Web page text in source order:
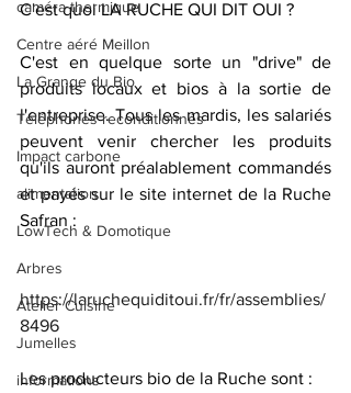
caméra thermique
Centre aéré Meillon
La Grange du Bio
Téléphones reconditionnés
Impact carbone
alimentation
LowTech & Domotique
Arbres
Atelier Cuisine
Jumelles
informations
C'est quoi LA RUCHE QUI DIT OUI ?
C'est en quelque sorte un "drive" de
produits locaux et bios à la sortie de
l'entreprise. Tous les mardis, les salariés
peuvent venir chercher les produits
qu'ils auront préalablement commandés
et payés sur le site internet de la Ruche
Safran :
https://laruchequiditoui.fr/fr/assemblies/
8496
Les producteurs bio de la Ruche sont :